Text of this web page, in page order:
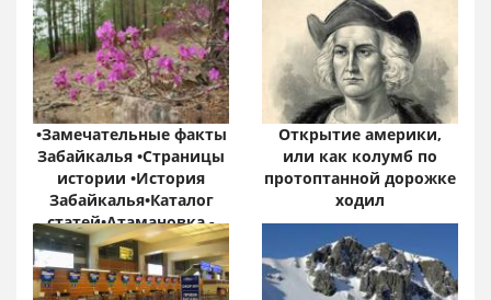
•Замечательные факты
Забайкалья •Страницы
истории •История
Забайкалья•Каталог
статей•Атамановка -
Онлайн•
Забайкальский край:
цифры и факты
Открытие америки,
или как колумб по
протоптанной дорожке
ходил